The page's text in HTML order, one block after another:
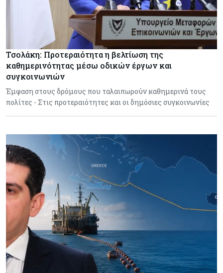
Τσολάκη: Προτεραιότητα η βελτίωση της
καθημερινότητας μέσω οδικών έργων και
συγκοινωνιών
Έμφαση στους δρόμους που ταλαιπωρούν καθημερινά τους
πολίτες - Στις προτεραιότητες και οι δημόσιες συγκοινωνίες